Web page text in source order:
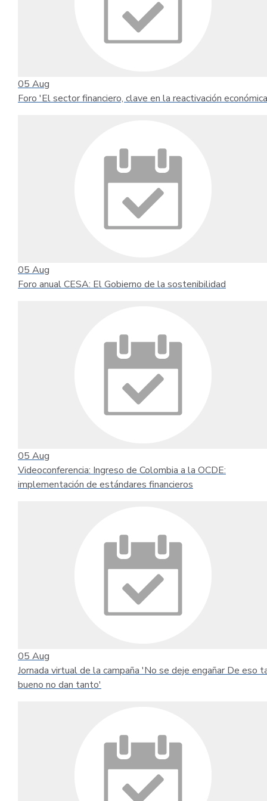
05 Aug
Foro 'El sector financiero, clave en la reactivación
05 Aug
Foro anual CESA: El Gobierno de la sostenibilidad
05 Aug
Videoconferencia: Ingreso de Colombia a la OCDE:
implementación de estándares financieros
05 Aug
Jornada virtual de la campaña 'No se deje engañar De eso
bueno no dan tanto'